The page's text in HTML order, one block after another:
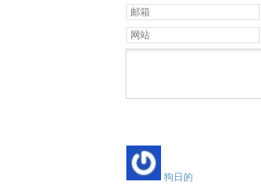
邮箱
网站
狗日的